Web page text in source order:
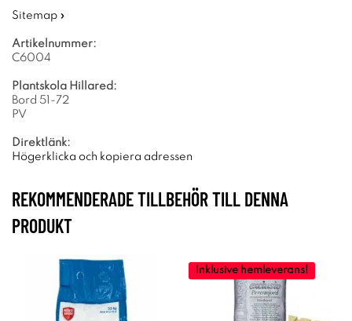
Sitemap »
Artikelnummer:
C6004
Plantskola Hillared:
Bord 51-72
PV
Direktlänk:
Högerklicka och kopiera adressen
REKOMMENDERADE TILLBEHÖR TILL DENNA
PRODUKT
Inklusive hemleverans!